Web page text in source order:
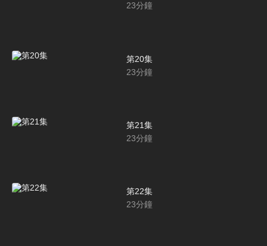
23分鐘
第20集
23分鐘
第21集
23分鐘
第22集
23分鐘